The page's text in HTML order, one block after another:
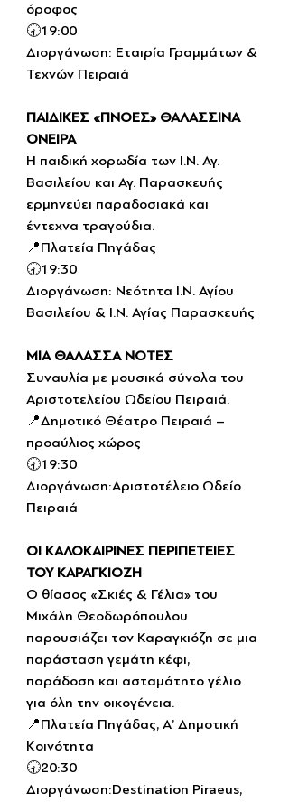
όροφος
🕣19:00
Διοργάνωση: Εταιρία Γραμμάτων &
Τεχνών Πειραιά
ΠΑΙΔΙΚΕΣ «ΠΝΟΕΣ» ΘΑΛΑΣΣΙΝΑ
ΟΝΕΙΡΑ
Η παιδική χορωδία των Ι.Ν. Αγ.
Βασιλείου και Αγ. Παρασκευής
ερμηνεύει παραδοσιακά και
έντεχνα τραγούδια.
📍Πλατεία Πηγάδας
🕣19:30
Διοργάνωση: Νεότητα Ι.Ν. Αγίου
Βασιλείου & Ι.Ν. Αγίας Παρασκευής
ΜΙΑ ΘΑΛΑΣΣΑ ΝΟΤΕΣ
Συναυλία με μουσικά σύνολα του
Αριστοτελείου Ωδείου Πειραιά.
📍Δημοτικό Θέατρο Πειραιά –
προαύλιος χώρος
🕣19:30
Διοργάνωση:Αριστοτέλειο Ωδείο
Πειραιά
ΟΙ ΚΑΛΟΚΑΙΡΙΝΕΣ ΠΕΡΙΠΕΤΕΙΕΣ
ΤΟΥ ΚΑΡΑΓΚΙΟΖΗ
Ο θίασος «Σκιές & Γέλια» του
Μιχάλη Θεοδωρόπουλου
παρουσιάζει τον Καραγκιόζη σε μια
παράσταση γεμάτη κέφι,
παράδοση και ασταμάτητο γέλιο
για όλη την οικογένεια.
📍Πλατεία Πηγάδας, Α’ Δημοτική
Κοινότητα
🕣20:30
Διοργάνωση:Destination Piraeus,